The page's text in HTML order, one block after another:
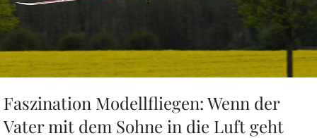
Faszination Modellfliegen: Wenn der
Vater mit dem Sohne in die Luft geht